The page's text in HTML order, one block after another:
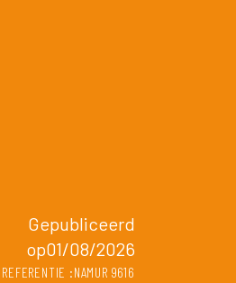
Gepubliceerd
op01/08/2026
REFERENTIE :NAMUR 9616